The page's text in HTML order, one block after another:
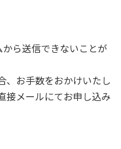
ら送信できないことが
、お手数をおかけいたし
接メールにてお申し込み